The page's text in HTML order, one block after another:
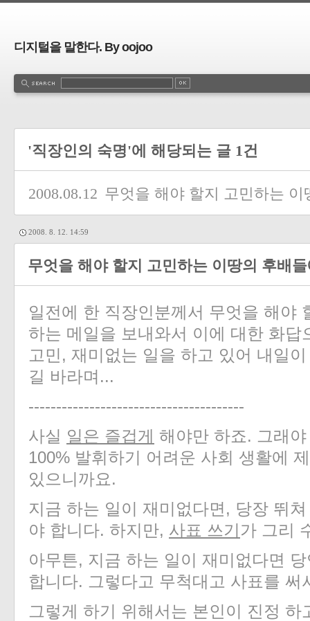
디지털을 말한다. By oojoo
'직장인의 숙명'에 해당되는 글 1건
2008.08.12 무엇을 해야 할지 고민하는 이
2008. 8. 12. 14:59
무엇을 해야 할지 고민하는 이땅의 후배
일전에 한 직장인분께서 무엇을 해야
하는 메일을 보내와서 이에 대한 화답
고민, 재미없는 일을 하고 있어 내일
길 바라며...
---------------------------------------
사실 일은 즐겁게 해야만 하죠. 그래
100% 발휘하기 어려운 사회 생활에
있으니까요 .
지금 하는 일이 재미없다면 , 당장 뛰
야 합니다. 하지만, 사표 쓰기 가 그리
아무튼, 지금 하는 일이 재미없다면
합니다. 그렇다고 무척대고 사표를 써
그렇게 하기 위해서는 본인이 진정 하